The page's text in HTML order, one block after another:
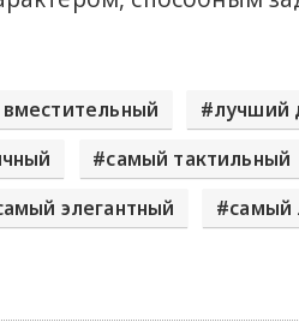
лучший
самый тактильный
элегантный самый